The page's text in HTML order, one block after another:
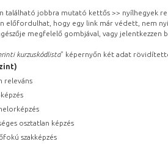
található jobbra mutató kettős >> nyílhegyek
előfordulhat, hogy egy link már védett, nem
megfelelő gombjával, vagy
kurzuskódlista” képernyőn két adat
releváns
osztatlan képzés
szakképzés